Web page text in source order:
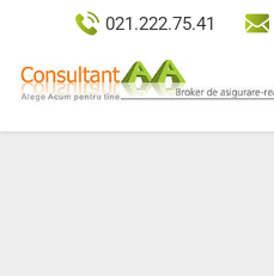
021.222.75.41